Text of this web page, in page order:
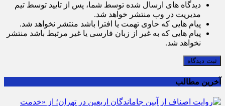
دیدگاه های ارسال شده توسط شما، پس از تایید توسط تیم
مدیریت در وب منتشر خواهد شد.
پیام هایی که حاوی تهمت یا افترا باشد منتشر نخواهد شد.
پیام هایی که به غیر از زبان فارسی یا غیر مرتبط باشد منتشر
نخواهد شد.
ثبت دیدگاه
آخرین مطالب